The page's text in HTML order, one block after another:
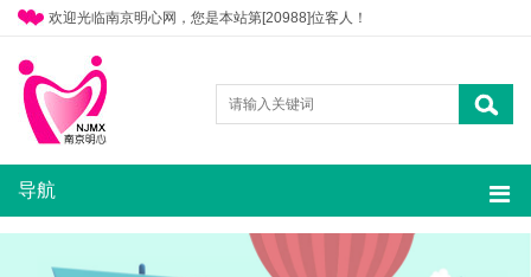
欢迎光临南京明心网，您是本站第[20988]位客人！
导航